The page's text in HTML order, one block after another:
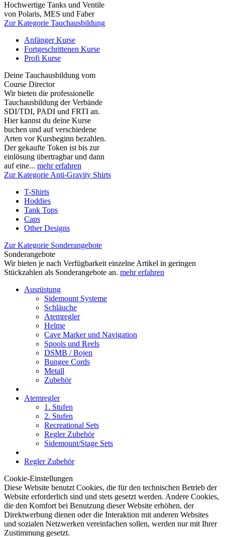
Hochwertige Tanks und Ventile
von Polaris, MES und Faber
Zur Kategorie Tauchausbildung
Anfänger Kurse
Fortgeschrittenen Kurse
Profi Kurse
Deine Tauchausbildung vom
Course Director
Wir bieten die professionelle
Tauchausbildung der Verbände
SDI/TDI, PADI und FRTI an.
Hier kannst du deine Kurse
buchen und auf verschiedene
Arten vor Kursbeginn bezahlen.
Der gekaufte Token ist bis zur
einlösung übertragbar und dann
auf eine... mehr erfahren
Zur Kategorie Anti-Gravity Shirts
T-Shirts
Hoddies
Tank Tops
Caps
Other Designs
Zur Kategorie Sonderangebote
Sonderangebote
Wir bieten je nach Verfügbarkeit einzelne Artikel in geringen
Stückzahlen als Sonderangebote an. mehr erfahren
Ausrüstung
Sidemount Systeme
Schläuche
Atemregler
Helme
Cave Marker und Navigation
Spools und Reels
DSMB / Bojen
Bungee Cords
Metall
Zubehör
Atemregler
1. Stufen
2. Stufen
Recreational Sets
Regler Zubehör
Sidemount/Stage Sets
Regler Zubehör
Cookie-Einstellungen
Diese Website benutzt Cookies, die für den technischen Betrieb der
Website erforderlich sind und stets gesetzt werden. Andere Cookies,
die den Komfort bei Benutzung dieser Website erhöhen, der
Direktwerbung dienen oder die Interaktion mit anderen Websites
und sozialen Netzwerken vereinfachen sollen, werden nur mit Ihrer
Zustimmung gesetzt.